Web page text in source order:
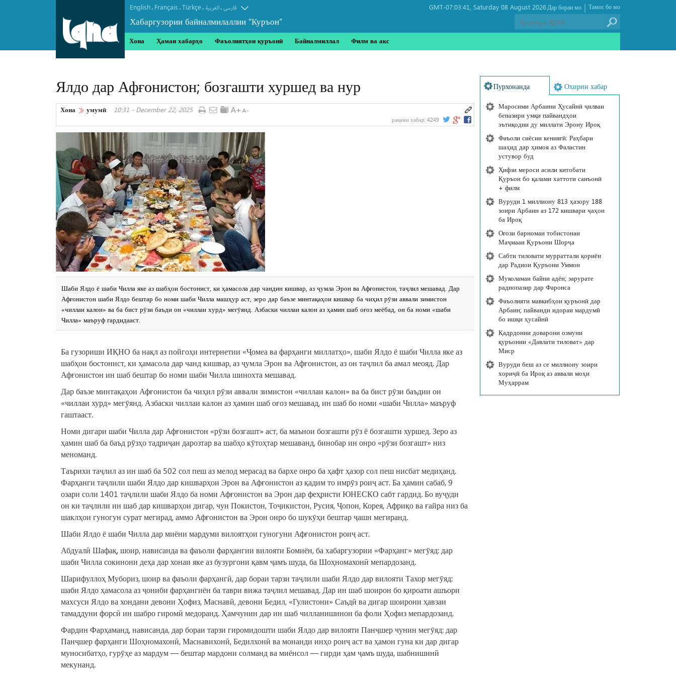
English. Français.Türkçe. العربیة.فارسی
Хабаргузории байналмилаллии “Куръон”
Saturday 08 August 2026 ,
GMT-07:03:41 Тамос бо мо
|
Дар бораи мо
Хона Ҳамаи хабарҳо Фаъолиятҳои қуръонӣ Байналмиллал Филм ва акс
Ялдо дар Афғонистон; бозгашти хуршед ва нур
Хона умумӣ 10:31 - December 22, 2025
рақами хабар: 4249
Шаби Ялдо ё шаби Чилла яке аз шабҳои бостонист, ки ҳамасола дар чандин кишвар, аз ҷумла Эрон ва Афғонистон, таҷлил мешавад. Дар
Афғонистон шаби Ялдо бештар бо номи шаби Чилла машҳур аст, зеро дар баъзе минтақаҳои кишвар ба чиҳил рӯзи аввали зимистон
«чиллаи калон» ва ба бист рӯзи баъди он «чиллаи хурд» мегӯянд. Азбаски чиллаи калон аз ҳамин шаб оғоз меёбад, он ба номи «шаби
Чилла» маъруф гардидааст.
Ба гузориши ИҚНО ба нақл аз пойгоҳи интернетии «Ҷомеа ва фарҳанги миллатҳо», шаби Ялдо ё шаби Чилла яке аз
шабҳои бостонист, ки ҳамасола дар чанд кишвар, аз ҷумла Эрон ва Афғонистон, аз он таҷлил ба амал меояд. Дар
Афғонистон ин шаб бештар бо номи шаби Чилла шинохта мешавад.
Дар баъзе минтақаҳои Афғонистон ба чиҳил рӯзи аввали зимистон «чиллаи калон» ва ба бист рӯзи баъдии он
«чиллаи хурд» мегӯянд. Азбаски чиллаи калон аз ҳамин шаб оғоз мешавад, ин шаб бо номи «шаби Чилла» маъруф
гаштааст.
Номи дигари шаби Чилла дар Афғонистон «рӯзи бозгашт» аст, ба маънои бозгашти рӯз ё бозгашти хуршед. Зеро аз
ҳамин шаб ба баъд рӯзҳо тадриҷан дарозтар ва шабҳо кӯтоҳтар мешаванд, бинобар ин онро «рӯзи бозгашт» низ
меноманд.
Таърихи таҷлил аз ин шаб ба 502 сол пеш аз мелод мерасад ва бархе онро ба ҳафт ҳазор сол пеш нисбат медиҳанд.
Фарҳанги таҷлили шаби Ялдо дар кишварҳои Эрон ва Афғонистон аз қадим то имрӯз роиҷ аст. Ба ҳамин сабаб, 9
озари соли 1401 таҷлили шаби Ялдо ба номи Афғонистон ва Эрон дар феҳристи ЮНЕСКО сабт гардид. Бо вуҷуди
он ки таҷлили ин шаб дар кишварҳои дигар, чун Покистон, Тоҷикистон, Русия, Ҷопон, Корея, Африқо ва ғайра низ ба
шаклҳои гуногун сурат мегирад, аммо Афғонистон ва Эрон онро бо шукӯҳи бештар ҷашн мегиранд.
Шаби Ялдо ё шаби Чилла дар миёни мардуми вилоятҳои гуногуни Афғонистон роиҷ аст.
Абдуалӣ Шафақ, шоир, нависанда ва фаъоли фарҳангии вилояти Бомиён, ба хабаргузории «Фарҳанг» мегӯяд: дар
шаби Чилла сокинони деҳа дар хонаи яке аз бузургони қавм ҷамъ шуда, ба Шоҳномахонӣ мепардозанд.
Шарифуллоҳ Мубориз, шоир ва фаъоли фарҳангӣ, дар бораи тарзи таҷлили шаби Ялдо дар вилояти Тахор мегӯяд:
шаби Ялдо ҳамасола аз ҷониби фарҳангиён ба таври вижа таҷлил мешавад. Дар ин шаб шоирон бо қироати ашъори
махсуси Ялдо ва хондани девони Ҳофиз, Маснавӣ, девони Бедил, «Гулистони» Саъдӣ ва дигар шоирони ҳавзаи
тамаддуни форсӣ ин шабро гиромӣ медоранд. Ҳамчунин дар ин шаб чилланишинон ба фоли Ҳофиз мепардозанд.
Фардин Фарҳаманд, нависанда, дар бораи тарзи гиромидошти шаби Ялдо дар вилояти Панҷшер чунин мегӯяд: дар
Панҷшер фарҳанги Шоҳномахонӣ, Маснавихонӣ, Бедилхонӣ ва монанди инҳо роиҷ аст ва ҳамон гуна ки дар дигар
муносибатҳо, гурӯҳе аз мардум — бештар мардони солманд ва миёнсол — гирди ҳам ҷамъ шуда, шабнишинӣ
мекунанд.
Пурхонанда Охирин хабар
Маросими Арбаини Ҳусайнӣ ҷилваи
беназири умқи пайвандҳои
эътиқодии ду миллати Эрону Ироқ
Фаъоли сиёсии кениягӣ: Раҳбари
шаҳид дар ҳимоя аз Фаластин
устувор буд
Ҳифзи мероси асили китобати
Қуръон бо қалами хаттоти санъонӣ
+ филм
Вуруди 1 миллиону 813 ҳазору 188
зоири Арбаин аз 172 кишвари ҷаҳон
ба Ироқ
Оғози барномаи тобистонаи
Маҷмааи Қуръони Шорҷа
Сабти тиловати мурраттали қориён
дар Радиои Қуръони Уммон
Муколамаи байни адён; зарурате
раднопазир дар Фаронса
Фаъолияти мавкибҳои қуръонӣ дар
Арбаин; пайванди идораи мардумӣ
бо ишқи ҳусайнӣ
Қадрдонии доварони озмуни
қуръонии «Давлати тиловат» дар
Миср
Вуруди беш аз се миллиону зоири
хориҷӣ ба Ироқ аз аввали моҳи
Муҳаррам